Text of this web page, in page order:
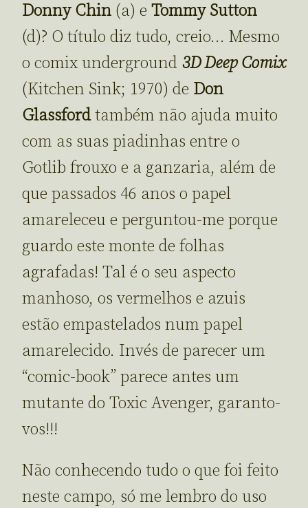
Donny Chin (a) e Tommy Sutton
(d)? O título diz tudo, creio… Mesmo
o comix underground 3D Deep Comix
(Kitchen Sink; 1970) de Don
Glassfordtambém não ajuda muito
com as suas piadinhas entre o
Gotlib frouxo e a ganzaria, além de
que passados 46 anos o papel
amareleceu e perguntou-me porque
guardo este monte de folhas
agrafadas! Tal é o seu aspecto
manhoso, os vermelhos e azuis
estão empastelados num papel
amarelecido. Invés de parecer um
“comic-book” parece antes um
mutante do Toxic Avenger, garanto-
vos!!!
Não conhecendo tudo o que foi feito
neste campo, só me lembro do uso